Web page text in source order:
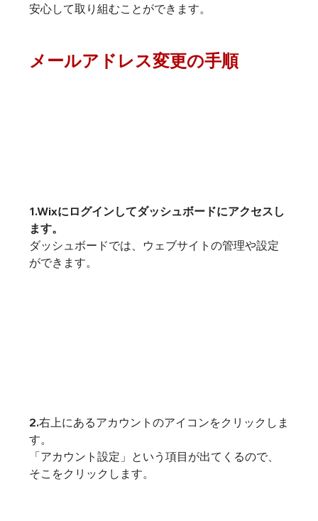
安心して取り組むことができます。
メールアドレス変更の手順
1.Wixにログインしてダッシュボードにアクセスし
ます。
ダッシュボードでは、ウェブサイトの管理や設定
ができます。
2.右上にあるアカウントのアイコンをクリックしま
す。
「アカウント設定」という項目が出てくるので、
そこをクリックします。